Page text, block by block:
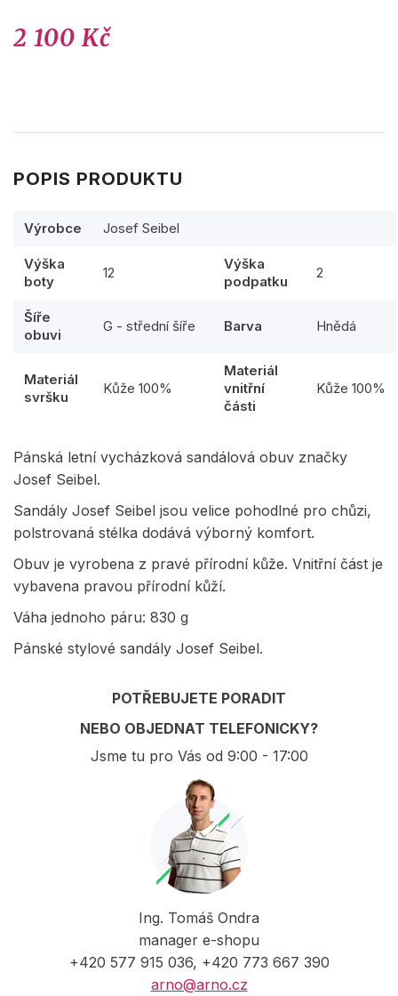
2 100 Kč
POPIS PRODUKTU
Výrobce Josef Seibel
Výška
boty
12
Výška
podpatku
2
Šíře
obuvi
G - střední šíře Barva Hnědá
Materiál
svršku
Kůže 100%
Materiál
vnitřní
části
Kůže 100%
Pánská letní vycházková sandálová obuv značky
Josef Seibel.
Sandály Josef Seibel jsou velice pohodlné pro chůzi,
polstrovaná stélka dodává výborný komfort.
Obuv je vyrobena z pravé přírodní kůže. Vnitřní část je
vybavena pravou přírodní kůží.
Váha jednoho páru: 830 g
Pánské stylové sandály Josef Seibel.
POTŘEBUJETE PORADIT
NEBO OBJEDNAT TELEFONICKY?
Jsme tu pro Vás od 9:00 - 17:00
Ing. Tomáš Ondra
manager e-shopu
+420 577 915 036, +420 773 667 390
arno@arno.cz